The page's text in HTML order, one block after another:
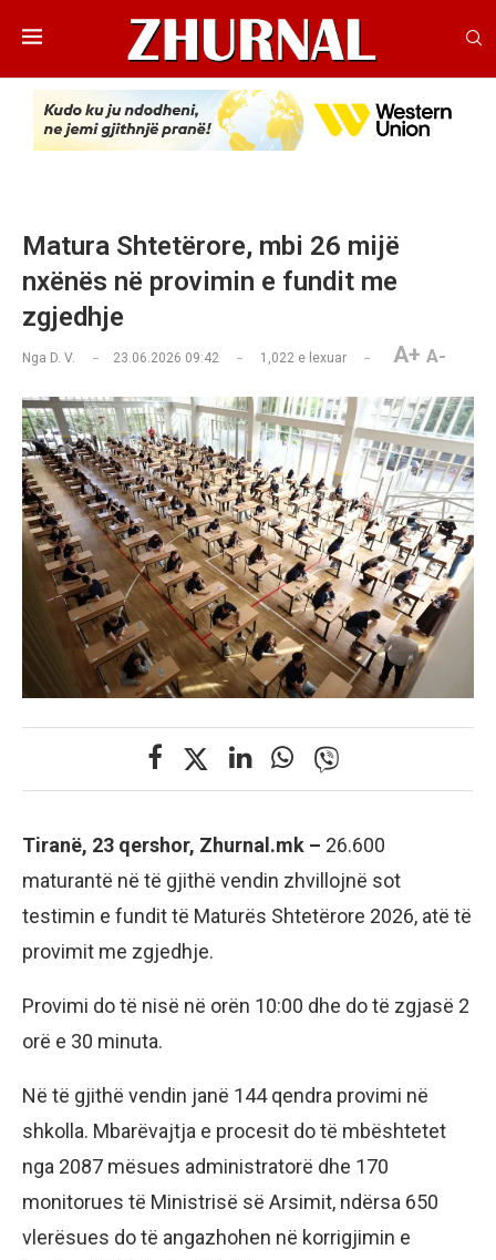
Matura Shtetërore, mbi 26 mijë
nxënës në provimin e fundit me
zgjedhje
Nga D. V. 23.06.2026 09:42 1,022 e lexuar A+ A-
Tiranë, 23 qershor, Zhurnal.mk – 26.600
maturantë në të gjithë vendin zhvillojnë sot
testimin e fundit të Maturës Shtetërore 2026, atë të
provimit me zgjedhje.
Provimi do të nisë në orën 10:00 dhe do të zgjasë 2
orë e 30 minuta.
Në të gjithë vendin janë 144 qendra provimi në
shkolla. Mbarëvajtja e procesit do të mbështetet
nga 2087 mësues administratorë dhe 170
monitorues të Ministrisë së Arsimit, ndërsa 650
vlerësues do të angazhohen në korrigjimin e